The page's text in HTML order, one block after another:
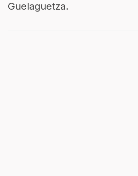
Guelaguetza.